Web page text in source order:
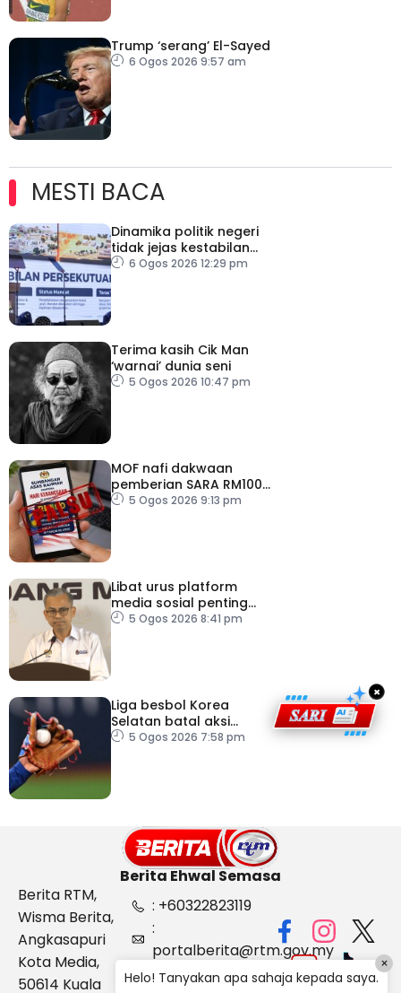
Trump ‘serang’ El-Sayed
6 Ogos 2026 9:57 am
MESTI BACA
Dinamika politik negeri
tidak jejas kestabilan
Kerajaan Perpaduan
6 Ogos 2026 12:29 pm
Terima kasih Cik Man
‘warnai’ dunia seni
5 Ogos 2026 10:47 pm
MOF nafi dakwaan
pemberian SARA RM100
sempena Hari
5 Ogos 2026 9:13 pm
Libat urus platform
media sosial penting
bendung perbuatan
5 Ogos 2026 8:41 pm
Liga besbol Korea
Selatan batal aksi
susulan gelombang haba
5 Ogos 2026 7:58 pm
×
Berita Ehwal Semasa
Berita RTM,
Wisma Berita,
Angkasapuri
Kota Media,
50614 Kuala
: +60322823119
:
portalberita@rtm.gov.my
: Aduan &
Helo! Tanyakan apa sahaja kepada saya.
×